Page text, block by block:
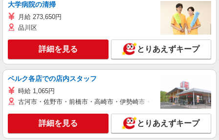
大学病院の清掃
月給 273,650円
品川区
詳細を見る とりあえずキープ
ベルク各店での店内スタッフ
時給 1,065円
古河市・佐野市・前橋市・高崎市・伊勢崎市・太田市・館林市・藤
詳細を見る とりあえずキープ